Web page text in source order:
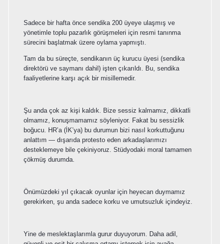
Sadece bir hafta önce sendika 200 üyeye ulaşmış ve
yönetimle toplu pazarlık görüşmeleri için resmi tanınma
sürecini başlatmak üzere oylama yapmıştı.
Tam da bu süreçte, sendikanın üç kurucu üyesi (sendika
direktörü ve saymanı dahil) işten çıkarıldı. Bu, sendika
faaliyetlerine karşı açık bir misillemedir.
Şu anda çok az kişi kaldık. Bize sessiz kalmamız, dikkatli
olmamız, konuşmamamız söyleniyor. Fakat bu sessizlik
boğucu. HR’a (İK’ya) bu durumun bizi nasıl korkuttuğunu
anlattım — dışarıda protesto eden arkadaşlarımızı
desteklemeye bile çekiniyoruz. Stüdyodaki moral tamamen
çökmüş durumda.
Önümüzdeki yıl çıkacak oyunlar için heyecan duymamız
gerekirken, şu anda sadece korku ve umutsuzluk içindeyiz.
Yine de meslektaşlarımla gurur duyuyorum. Daha adil,